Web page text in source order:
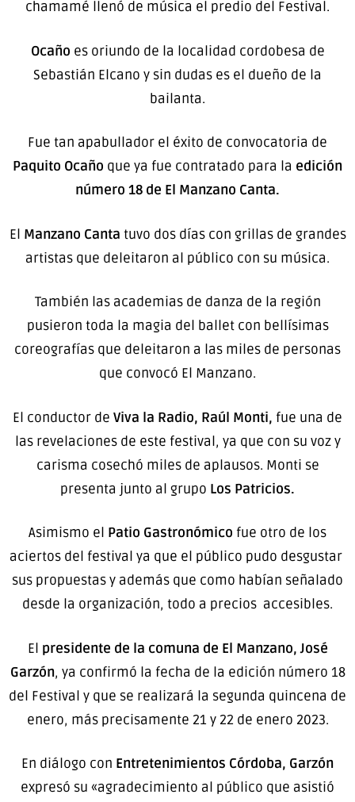
chamamé llenó de música el predio del Festival.
Ocaño es oriundo de la localidad cordobesa de
Sebastián Elcano y sin dudas es el dueño de la
bailanta.
Fue tan apabullador el éxito de convocatoria de
Paquito Ocaño que ya fue contratado para la edición
número 18 de El Manzano Canta.
El Manzano Canta tuvo dos días con grillas de grandes
artistas que deleitaron al público con su música.
También las academias de danza de la región
pusieron toda la magia del ballet con bellísimas
coreografías que deleitaron a las miles de personas
que convocó El Manzano.
El conductor de Viva la Radio, Raúl Monti, fue una de
las revelaciones de este festival, ya que con su voz y
carisma cosechó miles de aplausos. Monti se
presenta junto al grupo Los Patricios.
Asimismo el Patio Gastronómico fue otro de los
aciertos del festival ya que el público pudo desgustar
sus propuestas y además que como habían señalado
desde la organización, todo a precios accesibles.
El presidente de la comuna de El Manzano, José
Garzón, ya confirmó la fecha de la edición número 18
del Festival y que se realizará la segunda quincena de
enero, más precisamente 21 y 22 de enero 2023.
En diálogo con Entretenimientos Córdoba, Garzón
expresó su «agradecimiento al público que asistió